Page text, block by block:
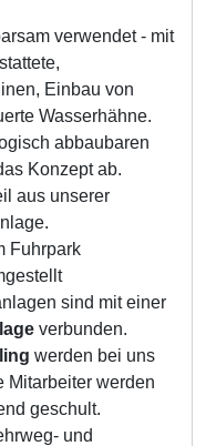
verwendet - mit
Einbau von
Wasserhähne.
abbaubaren
Konzept ab.
aus unserer
Fuhrpark
sind mit einer
verbunden.
werden bei uns
Mitarbeiter werden
geschult.
und